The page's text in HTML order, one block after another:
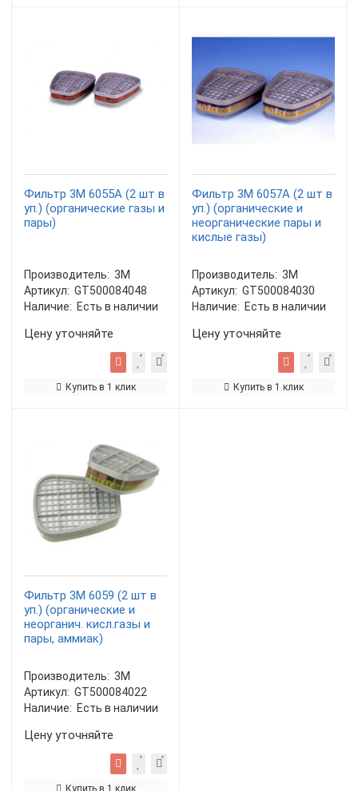
Фильтр 3М 6055А (2 шт в
уп.) (органические газы и
пары)
Производитель: 3М
Артикул: GT500084048
Наличие: Есть в наличии
Цену уточняйте
Купить в 1 клик
Фильтр 3М 6057А (2 шт в
уп.) (органические и
неорганические пары и
кислые газы)
Производитель: 3М
Артикул: GT500084030
Наличие: Есть в наличии
Цену уточняйте
Купить в 1 клик
Фильтр 3М 6059 (2 шт в
уп.) (органические и
неорганич. кисл.газы и
пары, аммиак)
Производитель: 3М
Артикул: GT500084022
Наличие: Есть в наличии
Цену уточняйте
Купить в 1 клик